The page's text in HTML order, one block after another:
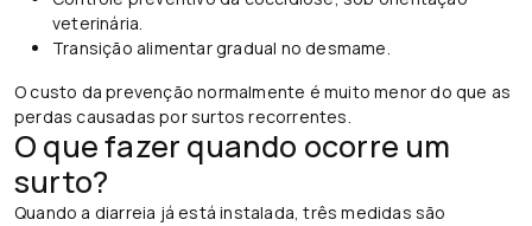
veterinária.
Transição alimentar gradual no desmame.
O custo da prevenção normalmente é muito menor do que as
perdas causadas por surtos recorrentes.
O que fazer quando ocorre um
surto?
Quando a diarreia já está instalada, três medidas são